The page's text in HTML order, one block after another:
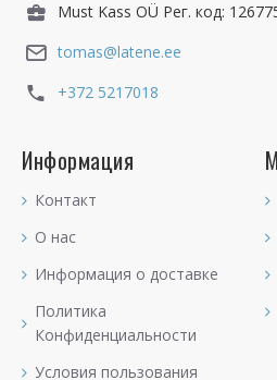
Must Kass OÜ Рег. код:
tomas@latene.ee
+372 5217018
Информация
Контакт
О нас
Информация о доставке
Политика
Конфиденциальности
Условия пользования